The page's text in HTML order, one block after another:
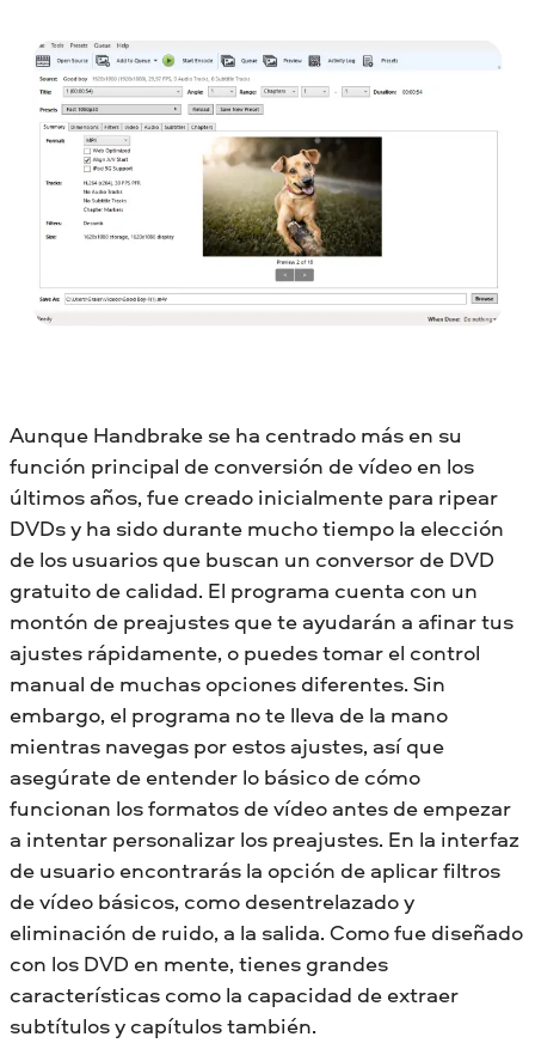
Aunque Handbrake se ha centrado más en su
función principal de conversión de vídeo en los
últimos años, fue creado inicialmente para ripear
DVDs y ha sido durante mucho tiempo la elección
de los usuarios que buscan un conversor de DVD
gratuito de calidad. El programa cuenta con un
montón de preajustes que te ayudarán a afinar tus
ajustes rápidamente, o puedes tomar el control
manual de muchas opciones diferentes. Sin
embargo, el programa no te lleva de la mano
mientras navegas por estos ajustes, así que
asegúrate de entender lo básico de cómo
funcionan los formatos de vídeo antes de empezar
a intentar personalizar los preajustes. En la interfaz
de usuario encontrarás la opción de aplicar filtros
de vídeo básicos, como desentrelazado y
eliminación de ruido, a la salida. Como fue diseñado
con los DVD en mente, tienes grandes
características como la capacidad de extraer
subtítulos y capítulos también.